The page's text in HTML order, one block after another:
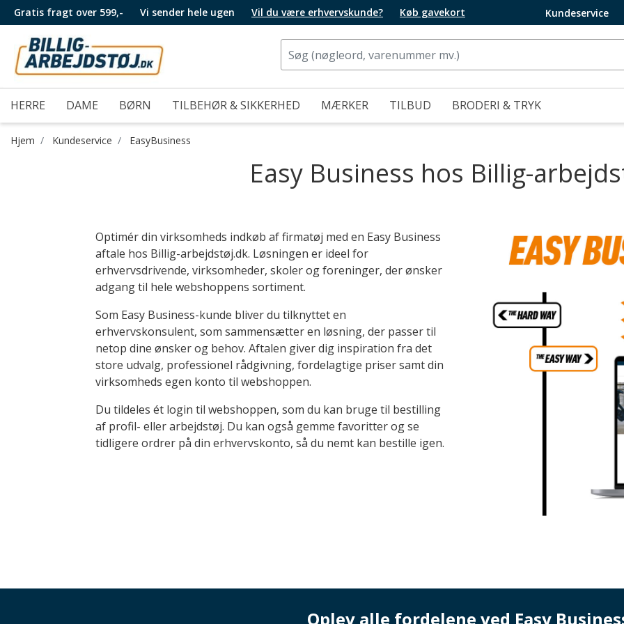
Gratis fragt over 599,- Vi sender hele ugen Vil du være erhvervskunde? Køb gavekort Kundeservice
HERRE DAME BØRN TILBEHØR & SIKKERHED MÆRKER TILBUD BRODERI & TRYK
Hjem Kundeservice EasyBusiness
Easy Business hos Billig-
Optimér din virksomheds indkøb af firmatøj med en Easy Business
aftale hos Billig-arbejdstøj.dk. Løsningen er ideel for
erhvervsdrivende, virksomheder, skoler og foreninger, der ønsker
adgang til hele webshoppens sortiment.
Som Easy Business-kunde bliver du tilknyttet en
erhvervskonsulent, som sammensætter en løsning, der passer til
netop dine ønsker og behov. Aftalen giver dig inspiration fra det
store udvalg, professionel rådgivning, fordelagtige priser samt din
virksomheds egen konto til webshoppen.
Du tildeles ét login til webshoppen, som du kan bruge til bestilling
af profil- eller arbejdstøj. Du kan også gemme favoritter og se
tidligere ordrer på din erhvervskonto, så du nemt kan bestille igen.
Oplev alle fordelene ved Easy